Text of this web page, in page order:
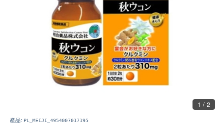
1 / 2
產品: PL_MEIJI_4954007017195